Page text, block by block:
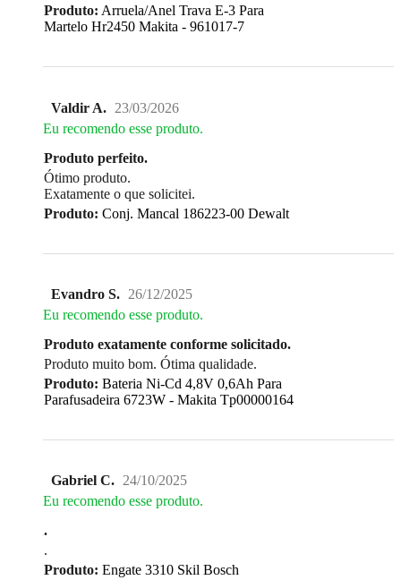
Produto: Arruela/Anel Trava E-3 Para
Martelo Hr2450 Makita - 961017-7
Valdir A. 23/03/2026
Eu recomendo esse produto.
Produto perfeito.
Ótimo produto.
Exatamente o que solicitei.
Produto: Conj. Mancal 186223-00 Dewalt
Evandro S. 26/12/2025
Eu recomendo esse produto.
Produto exatamente conforme solicitado.
Produto muito bom. Ótima qualidade.
Produto: Bateria Ni-Cd 4,8V 0,6Ah Para
Parafusadeira 6723W - Makita Tp00000164
Gabriel C. 24/10/2025
Eu recomendo esse produto.
.
.
Produto: Engate 3310 Skil Bosch